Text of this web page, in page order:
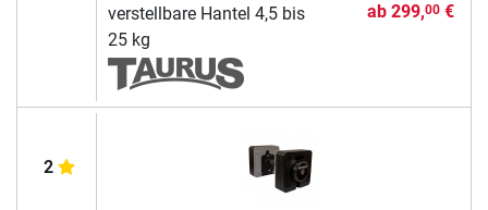
verstellbare Hantel 4,5 bis
25 kg
ab 299,00€
2